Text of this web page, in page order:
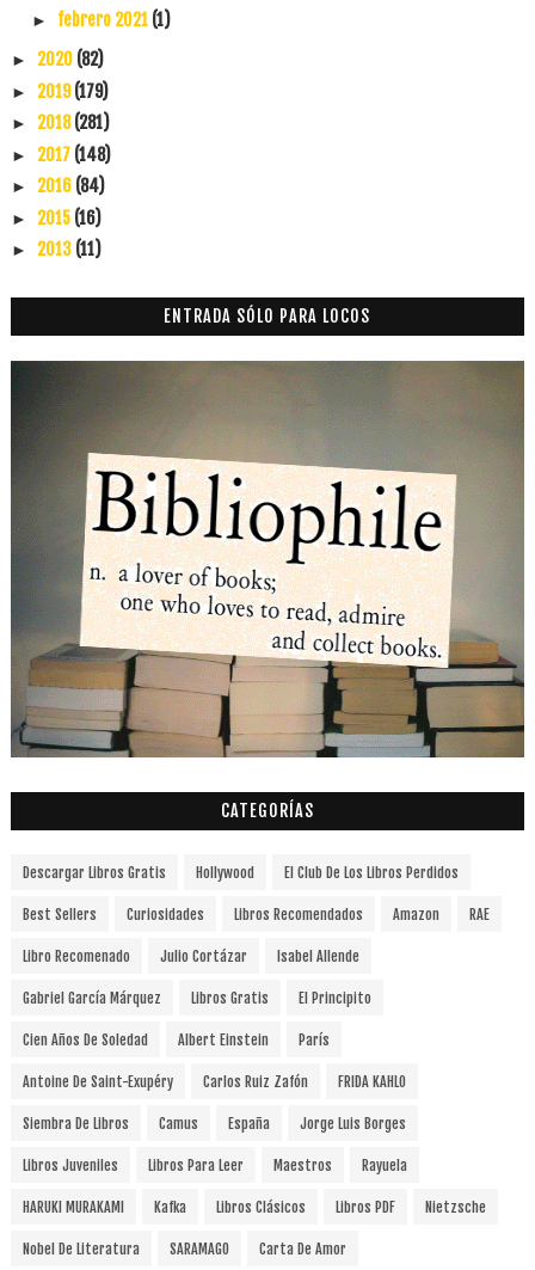
► febrero 2021 (1)
► 2020 (82)
► 2019(179)
► 2018(281)
► 2017 (148)
► 2016 (84)
► 2015 (16)
► 2013 (11)
ENTRADA SÓLO PARA LOCOS
CATEGORÍAS
Descargar Libros Gratis Hollywood El Club De Los Libros Perdidos
Best Sellers Curiosidades Libros Recomendados Amazon RAE
Libro Recomenado Julio Cortázar Isabel Allende
Gabriel García Márquez Libros Gratis El Principito
Cien Años De Soledad Albert Einstein París
Antoine De Saint-Exupéry Carlos Ruiz Zafón FRIDA KAHLO
Siembra De Libros Camus España Jorge Luis Borges
Libros Juveniles Libros Para Leer Maestros Rayuela
HARUKI MURAKAMI Kafka Libros Clásicos Libros PDF Nietzsche
Nobel De Literatura SARAMAGO Carta De Amor